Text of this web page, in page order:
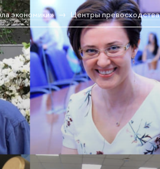
экономики» Центры превосходства